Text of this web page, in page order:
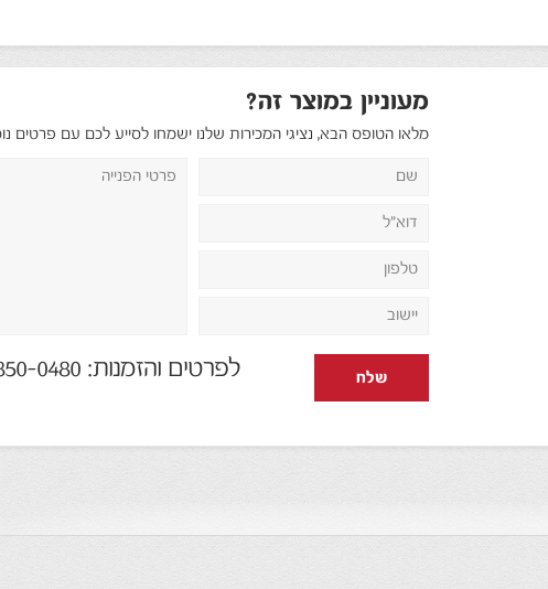
מעוניין במוצר זה?
מלאו הטופס הבא, נציגי המכירות שלנו ישמחו לסייע לכם עם פרטים
שלח לפרטים והזמנות: 073-850-0480